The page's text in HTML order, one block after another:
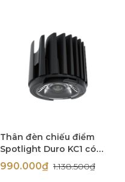
Thân đèn chiếu điểm
Spotlight Duro KC1 có
TRIAC 12W góc chiếu 24
độ Simon N0424-0422
990.000₫1.138.500₫